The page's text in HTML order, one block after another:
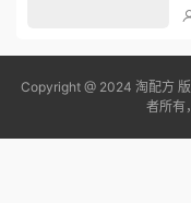
Copyright @ 2024 淘配方
者所有